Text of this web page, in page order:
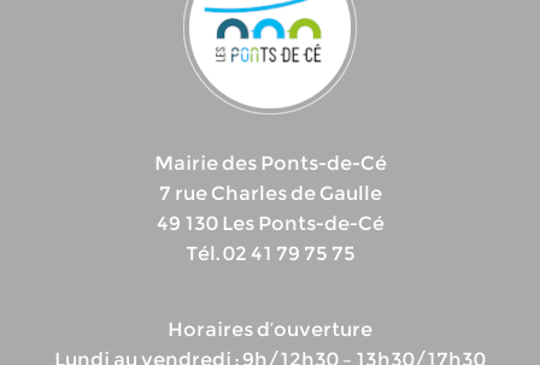
Mairie des Ponts-de-Cé
7 rue Charles de Gaulle
49 130 Les Ponts-de-Cé
Tél. 02 41 79 75 75
Horaires d’ouverture
Lundi au vendredi : 9h/12h30 – 13h30/17h30